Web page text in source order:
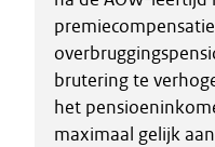
brutering te
het
maximaal gelijk